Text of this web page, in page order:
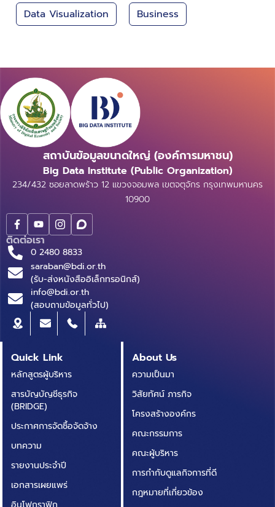
Data Visualization Business
สถาบันข้อมูลขนาดใหญ่ (องค์การมหาชน)
Big Data Institute (Public Organization)
234/432 ซอยลาดพร้าว 12 แขวงจอมพล เขตจตุจักร กรุงเทพมหานคร
10900
ติดต่อเรา
0 2480 8833
saraban@bdi.or.th
(รับ-ส่งหนังสืออิเล็กทรอนิกส์)
info@bdi.or.th
(สอบถามข้อมูลทั่วไป)
Quick Link
หลักสูตรผู้บริหาร
สารบัญบัญชีธุรกิจ
(BRIDGE)
ประกาศการจัดซื้อจัดจ้าง
บทความ
รายงานประจำปี
เอกสารเผยแพร่
About Us
ความเป็นมา
วิสัยทัศน์ ภารกิจ
โครงสร้างองค์กร
คณะกรรมการ
คณะผู้บริหาร
การกำกับดูแลกิจการที่ดี
กฎหมายที่เกี่ยวข้อง